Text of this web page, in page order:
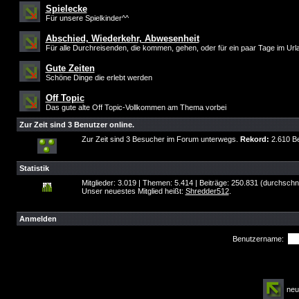
Spielecke
Für unsere Spielkinder^^
Abschied, Wiederkehr, Abwesenheit
Für alle Durchreisenden, die kommen, gehen, oder für ein paar Tage im
Gute Zeiten
Schöne Dinge die erlebt werden
Off Topic
Das gute alte Off Topic-Vollkommen am Thema vorbei
Zur Zeit sind 3 Benutzer online.
Zur Zeit sind 3 Besucher im Forum unterwegs. Rekord: 2.610
Statistik
Mitglieder: 3.019 | Themen: 5.414 | Beiträge: 250.831
Unser neuestes Mitglied heißt: Shredder512.
Anmelden
Benutzername: